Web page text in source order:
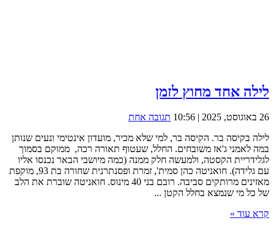
לילה אחד מחוץ לזמן
26 באוגוסט, 2025 | 10:56
תגובה אחת
לילה בקיסה בר. הקיסה בר, למי שלא מכיר, מועדון אינטימי ונעים שנותן
במה לאמני ג'אז משובחים. החלל, שעטוף תאורה רכה, ממוקם בסמוך
לגלידריית הקסטה, ולמעשה חלק ממנה (כמה מיושבי הבאר נכנסו אליו
עם גלידה). חואניטה כהן סמית', זמרת ופסנתרנית שחורה בת 93, מוקפת
מאזינים מרותקים סביבה. רובם בני 40 מינוס. חואניטה שוברת את הלב
של כל מי שנמצא בחלל הקטן ...
קרא עוד »